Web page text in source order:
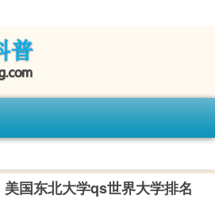
美国东北大学qs世界大学排名